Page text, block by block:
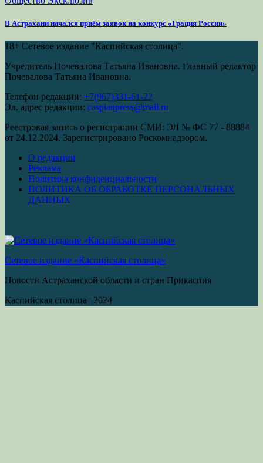
В Астрахани начался приём заявок на конкурс «Грация России»
18+ Сетевое издание "Каспийская столица".
Учредитель Почевалова Татьяна Ивановна. Главный редактор
Почевалова Татьяна Ивановна.
Телефон редакции: +7(967)331-61-22
Эл. адрес редакции: caspianpress@mail.ru
Реестровая запись о регистрации СМИ: ЭЛ № ФС 77 - 88884
от 24.12.2024. Зарегистрировано Роскомнадзором.
О редакции
Реклама
Политика конфиденциальности
ПОЛИТИКА ОБ ОБРАБОТКЕ ПЕРСОНАЛЬНЫХ
ДАННЫХ
Сетевое издание «Каспийская столица»
Новости Астраханской области и стран Прикаспия
Каспийская столица | 2024